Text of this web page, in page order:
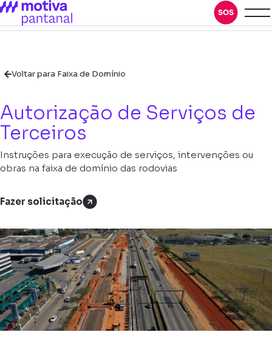
Voltar para Faixa de Domínio
Autorização de Serviços de
Terceiros
Instruções para execução de serviços, intervenções ou
obras na faixa de domínio das rodovias
Fazer solicitação